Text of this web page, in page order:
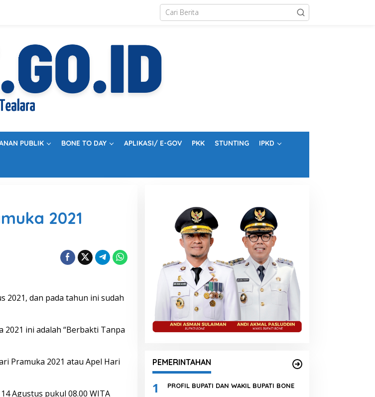
PUBLIK BONE TO DAY APLIKASI/ E-GOV PKK STUNTING IPKD
2021
2021, dan pada tahun ini sudah
ini adalah “Berbakti Tanpa
Pramuka 2021 atau Apel Hari
Agustus pukul 08.00 WITA
PEMERINTAHAN
1 PROFIL BUPATI DAN WAKIL BUPATI BONE